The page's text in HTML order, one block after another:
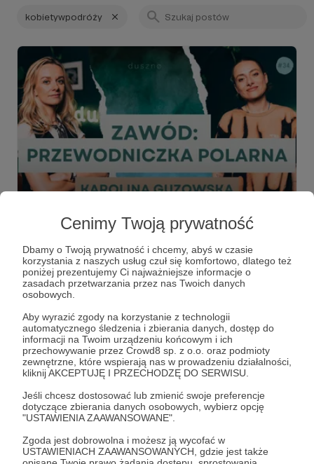
Cenimy Twoją prywatność
Dbamy o Twoją prywatność i chcemy, abyś w czasie
korzystania z naszych usług czuł się komfortowo, dlatego też
poniżej prezentujemy Ci najważniejsze informacje o
zasadach przetwarzania przez nas Twoich danych
osobowych.
Aby wyrazić zgody na korzystanie z technologii
automatycznego śledzenia i zbierania danych, dostęp do
informacji na Twoim urządzeniu końcowym i ich
przechowywanie przez Crowd8 sp. z o.o. oraz podmioty
zewnętrzne, które wspierają nas w prowadzeniu działalności,
kliknij AKCEPTUJĘ I PRZECHODZĘ DO SERWISU.
Jeśli chcesz dostosować lub zmienić swoje preferencje
dotyczące zbierania danych osobowych, wybierz opcję
"USTAWIENIA ZAAWANSOWANE".
Zgoda jest dobrowolna i możesz ją wycofać w
USTAWIENIACH ZAAWANSOWANYCH, gdzie jest także
kobietywpodróży
dusznø podcast #34 - Karolina Guzowska
Karolina Guzowska - zawodowa podróżniczka, polar guide
i przewodniczka ekspedycyjna. W podróży jest non stop,
bo jak sama mówi, na dupie usiedzieć nie potrafi.
dusznø